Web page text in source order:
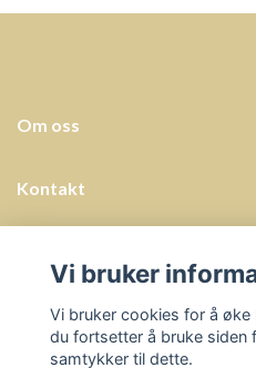
Om oss
Kontakt
Sosiale medier
Vi bruker
Vi bruker cookies for å øke
du fortsetter å bruke siden
samtykker til dette.